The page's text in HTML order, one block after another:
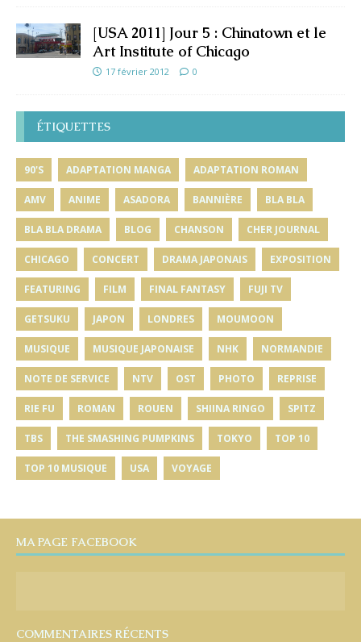
[USA 2011] Jour 5 : Chinatown et le
Art Institute of Chicago
17 février 2012 0
ÉTIQUETTES
90'S ADAPTATION MANGA ADAPTATION ROMAN
AMV ANIME ASADORA BANNIÈRE BLA BLA
BLA BLA DRAMA BLOG CHANSON CHER JOURNAL
CHICAGO CONCERT DRAMA JAPONAIS EXPOSITION
FEATURING FILM FINAL FANTASY FUJI TV
GETSUKU JAPON LONDRES MOUMOON
MUSIQUE MUSIQUE JAPONAISE NHK NORMANDIE
NOTE DE SERVICE NTV OST PHOTO REPRISE
RIE FU ROMAN ROUEN SHIINA RINGO SPITZ
TBS THE SMASHING PUMPKINS TOKYO TOP 10
TOP 10 MUSIQUE USA VOYAGE
MA PAGE FACEBOOK
COMMENTAIRES RÉCENTS